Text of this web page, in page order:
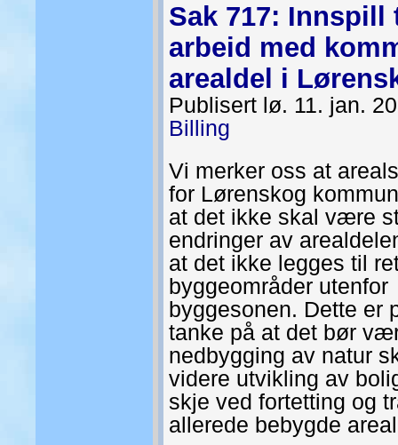
Sak 717:
arbeid med
arealdel i
Publisert lø. 11. jan.
Billing
Vi merker oss at
for Lørenskog
at det ikke skal være
endringer av
at det ikke legges til
byggeområder utenfor
byggesonen. Dette er
tanke på at det bør
nedbygging av natur
videre utvikling av
skje ved fortetting og
allerede bebygde